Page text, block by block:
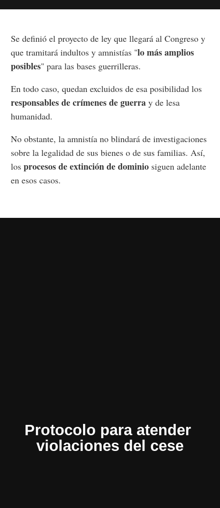
Se definió el proyecto de ley que llegará al Congreso y
que tramitará indultos y amnistías "lo más amplios
posibles" para las bases guerrilleras.
En todo caso, quedan excluidos de esa posibilidad los
responsables de crímenes de guerray de lesa
humanidad.
No obstante, la amnistía no blindará de investigaciones
sobre la legalidad de sus bienes o de sus familias. Así,
losprocesos de extinción de dominio siguen adelante
en esos casos.
Protocolo para atender
violaciones del cese